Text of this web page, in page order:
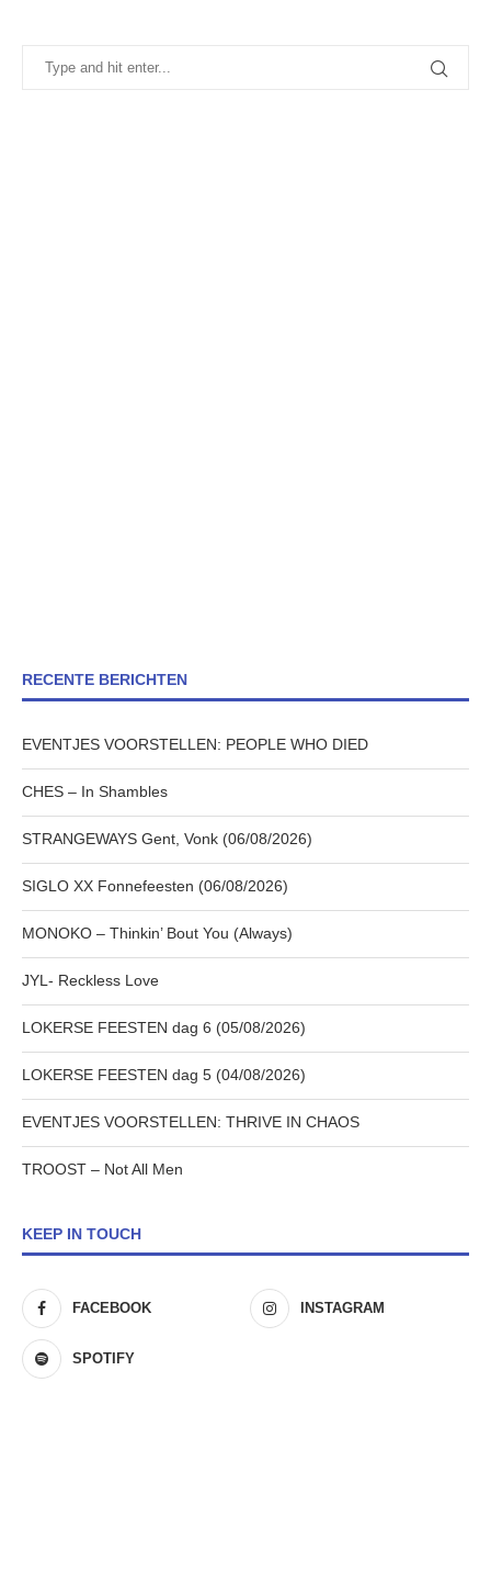
RECENTE BERICHTEN
EVENTJES VOORSTELLEN: PEOPLE WHO DIED
CHES – In Shambles
STRANGEWAYS Gent, Vonk (06/08/2026)
SIGLO XX Fonnefeesten (06/08/2026)
MONOKO – Thinkin’ Bout You (Always)
JYL- Reckless Love
LOKERSE FEESTEN dag 6 (05/08/2026)
LOKERSE FEESTEN dag 5 (04/08/2026)
EVENTJES VOORSTELLEN: THRIVE IN CHAOS
TROOST – Not All Men
KEEP IN TOUCH
FACEBOOK INSTAGRAM
SPOTIFY